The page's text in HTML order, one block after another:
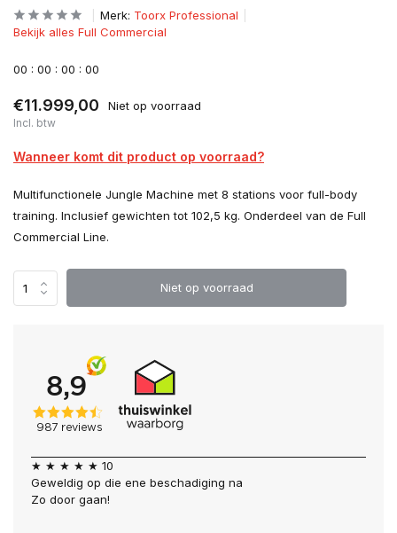
Merk: Toorx Professional
Bekijk alles Full Commercial
00 : 00 : 00 : 00
€11.999,00 Niet op voorraad
Incl. btw
Wanneer komt dit product op voorraad?
Multifunctionele Jungle Machine met 8 stations voor full-body
training. Inclusief gewichten tot 102,5 kg. Onderdeel van de Full
Commercial Line.
Niet op voorraad
★ ★ ★ ★ ★ 10
Geweldig op die ene beschadiging na
Zo door gaan!